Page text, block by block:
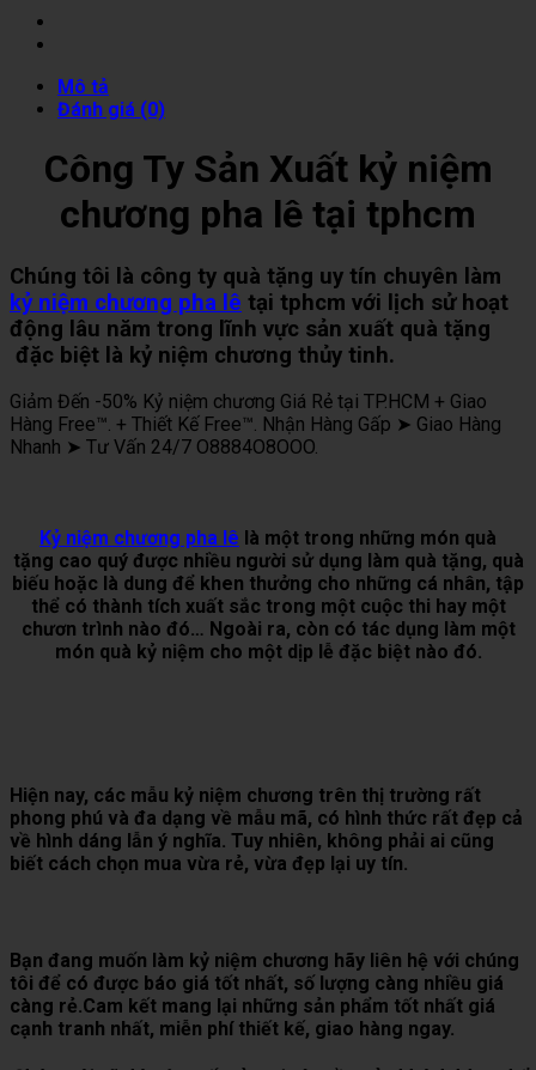
Mô tả
Đánh giá (0)
Công Ty Sản Xuất kỷ niệm
chương pha lê tại tphcm
Chúng tôi là công ty quà tặng uy tín chuyên làm
kỷ niệm chương pha lê tại tphcm với lịch sử hoạt
động lâu năm trong lĩnh vực sản xuất quà tặng
đặc biệt là kỷ niệm chương thủy tinh.
Giảm Đến -50% Kỷ niệm chương Giá Rẻ tại TP.HCM + Giao
Hàng Free™. + Thiết Kế Free™. Nhận Hàng Gấp ➤ Giao Hàng
Nhanh ➤ Tư Vấn 24/7 O8884O8OOO.
Kỷ niệm chương pha lê là một trong những món quà
tặng cao quý được nhiều người sử dụng làm quà tặng, quà
biếu hoặc là dung để khen thưởng cho những cá nhân, tập
thể có thành tích xuất sắc trong một cuộc thi hay một
chươn trình nào đó… Ngoài ra, còn có tác dụng làm một
món quà kỷ niệm cho một dịp lễ đặc biệt nào đó.
Hiện nay, các mẫu kỷ niệm chương trên thị trường rất
phong phú và đa dạng về mẫu mã, có hình thức rất đẹp cả
về hình dáng lẫn ý nghĩa. Tuy nhiên, không phải ai cũng
biết cách chọn mua vừa rẻ, vừa đẹp lại uy tín.
Bạn đang muốn làm kỷ niệm chương hãy liên hệ với chúng
tôi để có được báo giá tốt nhất, số lượng càng nhiều giá
càng rẻ.Cam kết mang lại những sản phẩm tốt nhất giá
cạnh tranh nhất, miễn phí thiết kế, giao hàng ngay.